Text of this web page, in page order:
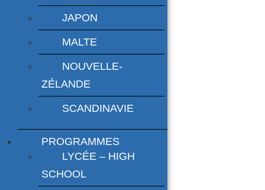
JAPON
MALTE
NOUVELLE-
ZÉLANDE
SCANDINAVIE
PROGRAMMES
LYCÉE – HIGH
SCHOOL